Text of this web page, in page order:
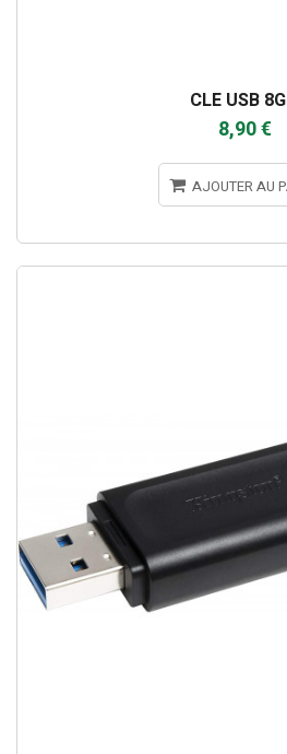
CLE USB
8,90 €
AJOUTER AU